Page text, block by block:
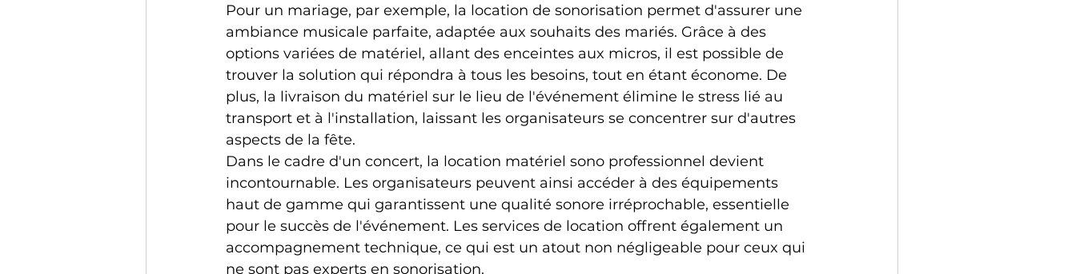
Pour un mariage, par exemple, la location de sonorisation permet d'assurer une
ambiance musicale parfaite, adaptée aux souhaits des mariés. Grâce à des
options variées de matériel, allant des enceintes aux micros, il est possible de
trouver la solution qui répondra à tous les besoins, tout en étant économe. De
plus, la livraison du matériel sur le lieu de l'événement élimine le stress lié au
transport et à l'installation, laissant les organisateurs se concentrer sur d'autres
aspects de la fête.
Dans le cadre d'un concert, la location matériel sono professionnel devient
incontournable. Les organisateurs peuvent ainsi accéder à des équipements
haut de gamme qui garantissent une qualité sonore irréprochable, essentielle
pour le succès de l'événement. Les services de location offrent également un
accompagnement technique, ce qui est un atout non négligeable pour ceux qui
ne sont pas experts en sonorisation.